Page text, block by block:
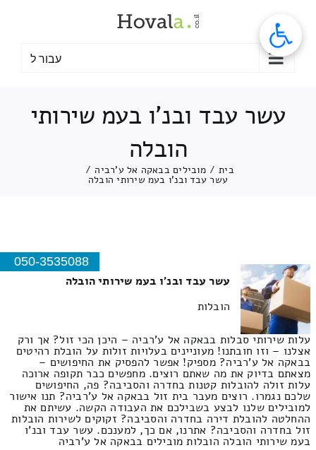
עבור ל
עשר עבד ובנ'ו בעמ שירותי
הובלה
בית / מובילים בבאקה אל ע'רביה /
עשר עבד ובנ'ו בעמ שירותי הובלה
050-3535088
עשר עבד ובנ'ו בעמ שירותי הובלה
הובלות
עלות שירותי סבלות בבאקה אל ע'רביה – היכן הכי זול? אך ורק
אצלנו – וזו חובתנו! מעוניינים בעלויות זולות על הובלת רהיטים
בבאקה אל ע'רביה? מספיק! אפשר להפסיק את החיפושים –
מצאתם בדיוק את מה שאתם רוצים. מחפשים כבר תקופה ארוכה
עלות זולה להובלות קטנות בחדרה והסביבה? פה, החיפושים
שלכם נגמרו. רוצים מעבר בית זול בבאקה אל ע'רביה? תנו אישור
למובילים שלנו לבצע בשבילכם את העבודה הקשה. עשיתם את
ההחלטה להובלת דירה בחדרה והסביבה? זקוקים לשירות הובלות
זול בחדרה והסביבה? אתרנו, אם כך, למענכם. עשר עבד ובנ'ו
בעמ שירותי הובלה הובלות מובילים בבאקה אל ע'רביה